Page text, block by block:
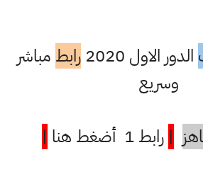
الدور الاول 2020 رابط مباشر
وسريع
| رابط 1 أضغط هنا |